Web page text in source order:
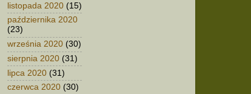
listopada 2020 (15)
października 2020
(23)
września 2020 (30)
sierpnia 2020 (31)
lipca 2020 (31)
czerwca 2020 (30)